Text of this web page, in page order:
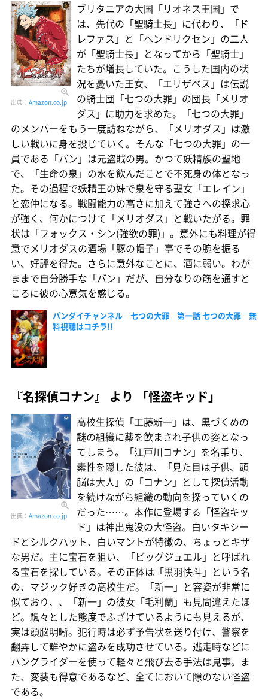
出典： Amazon.co.jp
ブリタニアの大国「リオネス王国」で
は、先代の「聖騎士長」に代わり、「ド
レファス」と「ヘンドリクセン」の二人
が「聖騎士長」となってから「聖騎士」
たちが増長していた。こうした国内の状
況を憂いた王女、「エリザベス」は伝説
の騎士団「七つの大罪」の団長「メリオ
ダス」に助力を求めた。「七つの大罪」
のメンバーをもう一度訪ねながら、「メリオダス」は激
しい戦いに身を投じていく。そんな「七つの大罪」の一
員である「バン」は元盗賊の男。かつて妖精族の聖地
で、「生命の泉」の水を飲んだことで不死身の体となっ
た。その過程で妖精王の妹で泉を守る聖女「エレイン」
と恋仲になる。戦闘能力の高さに加えて強さへの探求心
が強く、何かにつけて「メリオダス」と戦いたがる。罪
状は「フォックス・シン(強欲の罪)」。意外にも料理が得
意でメリオダスの酒場「豚の帽子」亭でその腕を振る
い、好評を得た。さらに意外なことに、酒に弱い。わが
ままで自分勝手な「バン」だが、自分なりの筋を通すと
ころに彼の心意気を感じる。
バンダイチャンネル 七つの大罪 第一話 七つの大罪 無
料視聴はコチラ!!
『名探偵コナン』 より 「怪盗キッド」
出典： Amazon.co.jp
高校生探偵「工藤新一」は、黒づくめの
謎の組織に薬を飲まされ子供の姿となっ
てしまう。「江戸川コナン」を名乗り、
素性を隠した彼は、「見た目は子供、頭
脳は大人」の「コナン」として探偵活動
を続けながら組織の動向を探っていくの
だった……。本作に登場する「怪盗キッ
ド」は神出鬼没の大怪盗。白いタキシー
ドとシルクハット、白いマントが特徴の、ちょっとキザ
な男だ。主に宝石を狙い、「ビッグジュエル」と呼ばれ
る宝石を探している。その正体は「黒羽快斗」という名
の、マジック好きの高校生だ。「新一」と容姿が非常に
似ており、、「新一」の彼女「毛利蘭」も見間違えたほ
ど。飄々とした態度でふざけているようにも見えるが、
実は頭脳明晰。犯行時は必ず予告状を送り付け、警察を
翻弄して鮮やかに盗みを成功させている。逃走時などに
ハングライダーを使って軽々と飛び去る手法は見事。ま
た、変装も得意であるなど、全てにおいて隙のない怪盗
である。